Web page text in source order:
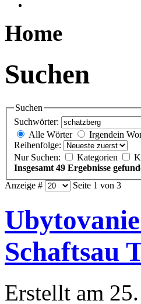
Home
Suchen
Suchen
Suchwörter:
Alle Wörter Irgendein
Reihenfolge:
Nur Suchen:
Kategorien
Insgesamt 49 Ergebnisse
Anzeige #
Seite 1 von 3
Schaftsau
Erstellt am